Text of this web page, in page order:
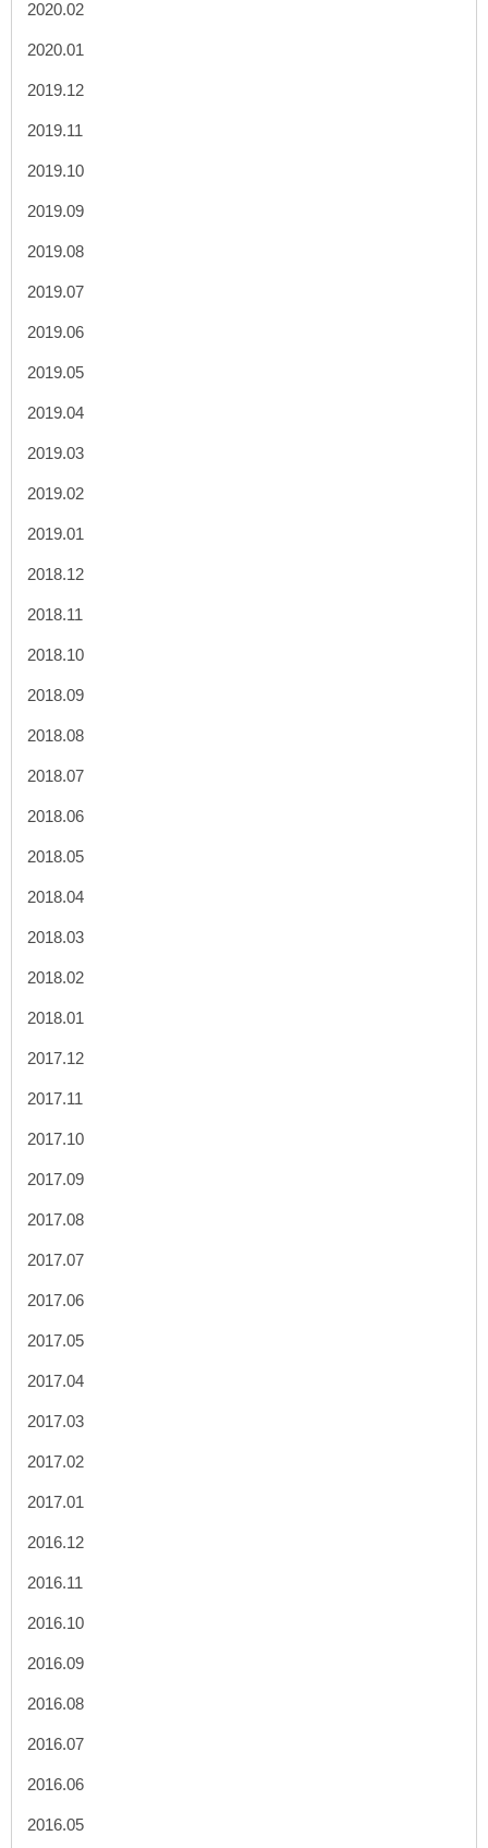
2020.02
2020.01
2019.12
2019.11
2019.10
2019.09
2019.08
2019.07
2019.06
2019.05
2019.04
2019.03
2019.02
2019.01
2018.12
2018.11
2018.10
2018.09
2018.08
2018.07
2018.06
2018.05
2018.04
2018.03
2018.02
2018.01
2017.12
2017.11
2017.10
2017.09
2017.08
2017.07
2017.06
2017.05
2017.04
2017.03
2017.02
2017.01
2016.12
2016.11
2016.10
2016.09
2016.08
2016.07
2016.06
2016.05